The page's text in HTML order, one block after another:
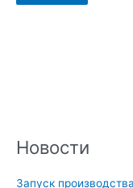
Новости
Запуск